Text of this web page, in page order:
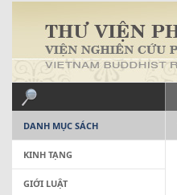
DANH MỤC SÁCH
KINH TẠNG
GIỚI LUẬT